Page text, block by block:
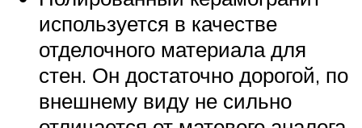
используется в качестве
отделочного материала для
стен. Он достаточно дорогой, по
внешнему виду не сильно